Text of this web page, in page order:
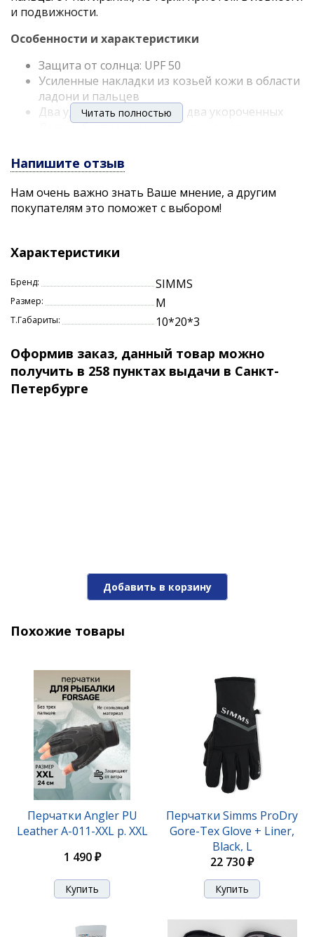
и подвижности.
Особенности и характеристики
Защита от солнца: UPF 50
Усиленные накладки из козьей кожи в области
ладони и пальцев
Два удлиненных пальца и два укороченных
Легкая, быстросохнущая и дышащая
ТКАНЬ: Основная – 63 % переработанного
полиэстера, 25 % полиэстера, 12 %
переработанного спандекса, Ладонь – 100%
козья кожа.
ТКАНЬ: 92 % полиэстер / 8 % спандекс, DWR, 142
Читать полностью
Напишите отзыв
Нам очень важно знать Ваше мнение, а другим
покупателям это поможет с выбором!
Характеристики
Бренд: SIMMS
Размер: M
Т.Габариты: 10*20*3
Оформив заказ, данный товар можно
получить в 258 пунктах выдачи в Санкт-
Петербурге
Добавить в корзину
Похожие товары
Перчатки Angler PU
Leather A-011-XXL р. XXL
1 490 ₽
Перчатки Simms ProDry
Gore-Tex Glove + Liner,
Black, L
22 730 ₽